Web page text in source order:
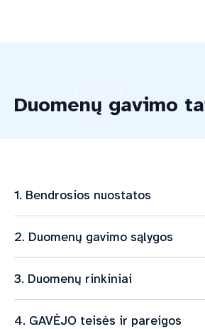
Duomenų gavimo
1. Bendrosios nuostatos
2. Duomenų gavimo sąlygos
3. Duomenų rinkiniai
4. GAVĖJO teisės ir pareigos